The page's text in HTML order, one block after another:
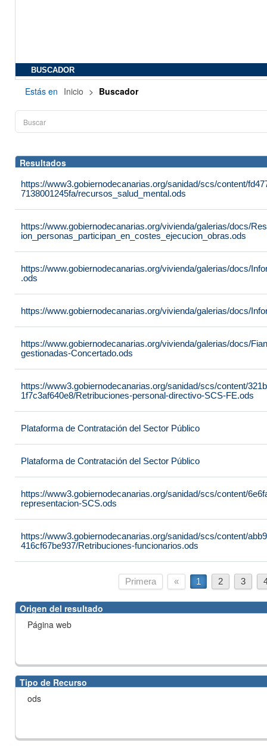
BUSCADOR
Estás en Inicio > Buscador
Resultados
https://www3.gobiernodecanarias.org/sanidad/scs/content/
7138001245fa/recursos_salud_mental.ods
https://www.gobiernodecanarias.org/vivienda/galerias/docs/
ion_personas_participan_en_costes_ejecucion_obras.ods
https://www.gobiernodecanarias.org/vivienda/galerias/docs/
.ods
https://www.gobiernodecanarias.org/vivienda/galerias/docs/
https://www.gobiernodecanarias.org/vivienda/galerias/docs/
gestionadas-Concertado.ods
https://www3.gobiernodecanarias.org/sanidad/scs/content/
1f7c3af640e8/Retribuciones-personal-directivo-SCS-FE.ods
Plataforma de Contratación del Sector Público
Plataforma de Contratación del Sector Público
https://www3.gobiernodecanarias.org/sanidad/scs/content/
representacion-SCS.ods
https://www3.gobiernodecanarias.org/sanidad/scs/content/
416cf67be937/Retribuciones-funcionarios.ods
Primera « 1 2 3
Origen del resultado
Página web
Tipo de Recurso
ods